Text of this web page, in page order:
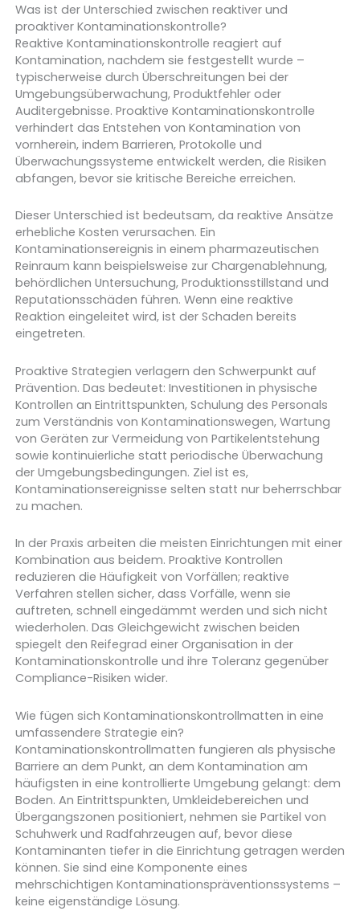
Was ist der Unterschied zwischen reaktiver und
proaktiver Kontaminationskontrolle?
Reaktive Kontaminationskontrolle reagiert auf
Kontamination, nachdem sie festgestellt wurde –
typischerweise durch Überschreitungen bei der
Umgebungsüberwachung, Produktfehler oder
Auditergebnisse. Proaktive Kontaminationskontrolle
verhindert das Entstehen von Kontamination von
vornherein, indem Barrieren, Protokolle und
Überwachungssysteme entwickelt werden, die Risiken
abfangen, bevor sie kritische Bereiche erreichen.
Dieser Unterschied ist bedeutsam, da reaktive Ansätze
erhebliche Kosten verursachen. Ein
Kontaminationsereignis in einem pharmazeutischen
Reinraum kann beispielsweise zur Chargenablehnung,
behördlichen Untersuchung, Produktionsstillstand und
Reputationsschäden führen. Wenn eine reaktive
Reaktion eingeleitet wird, ist der Schaden bereits
eingetreten.
Proaktive Strategien verlagern den Schwerpunkt auf
Prävention. Das bedeutet: Investitionen in physische
Kontrollen an Eintrittspunkten, Schulung des Personals
zum Verständnis von Kontaminationswegen, Wartung
von Geräten zur Vermeidung von Partikelentstehung
sowie kontinuierliche statt periodische Überwachung
der Umgebungsbedingungen. Ziel ist es,
Kontaminationsereignisse selten statt nur beherrschbar
zu machen.
In der Praxis arbeiten die meisten Einrichtungen mit einer
Kombination aus beidem. Proaktive Kontrollen
reduzieren die Häufigkeit von Vorfällen; reaktive
Verfahren stellen sicher, dass Vorfälle, wenn sie
auftreten, schnell eingedämmt werden und sich nicht
wiederholen. Das Gleichgewicht zwischen beiden
spiegelt den Reifegrad einer Organisation in der
Kontaminationskontrolle und ihre Toleranz gegenüber
Compliance-Risiken wider.
Wie fügen sich Kontaminationskontrollmatten in eine
umfassendere Strategie ein?
Kontaminationskontrollmatten fungieren als physische
Barriere an dem Punkt, an dem Kontamination am
häufigsten in eine kontrollierte Umgebung gelangt: dem
Boden. An Eintrittspunkten, Umkleidebereichen und
Übergangszonen positioniert, nehmen sie Partikel von
Schuhwerk und Radfahrzeugen auf, bevor diese
Kontaminanten tiefer in die Einrichtung getragen werden
können. Sie sind eine Komponente eines
mehrschichtigen Kontaminationspräventionssystems –
keine eigenständige Lösung.